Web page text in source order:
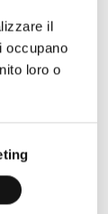
il
occupano
loro o